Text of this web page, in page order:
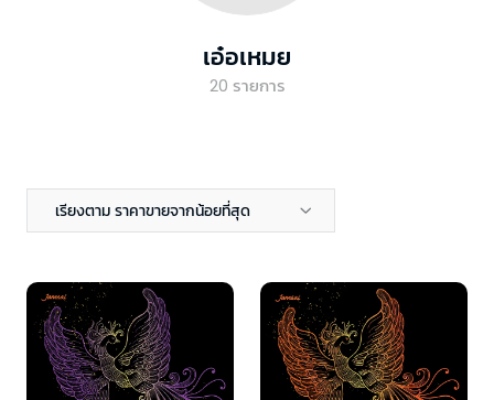
เอ๋อเหมย
20 รายการ
เรียงตาม ราคาขายจากน้อยที่สุด